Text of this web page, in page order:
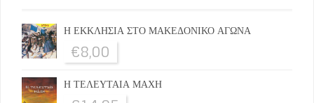
Η ΕΚΚΛΗΣΙΑ ΣΤΟ ΜΑΚΕΔΟΝΙΚΟ ΑΓΩΝΑ
€8,00
Η ΤΕΛΕΥΤΑΙΑ ΜΑΧΗ